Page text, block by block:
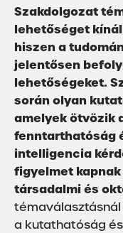
Szakdolgozat
lehetőséget
hiszen a
jelentősen
lehetőségeket.
során olyan
amelyek ötvözik
fenntarthatóság
intelligencia
figyelmet
társadalmi és
a kutathatóság